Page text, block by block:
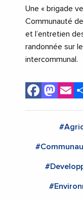
Une « brigade
Communauté
et l’entretien
randonnée sur
intercommunal.